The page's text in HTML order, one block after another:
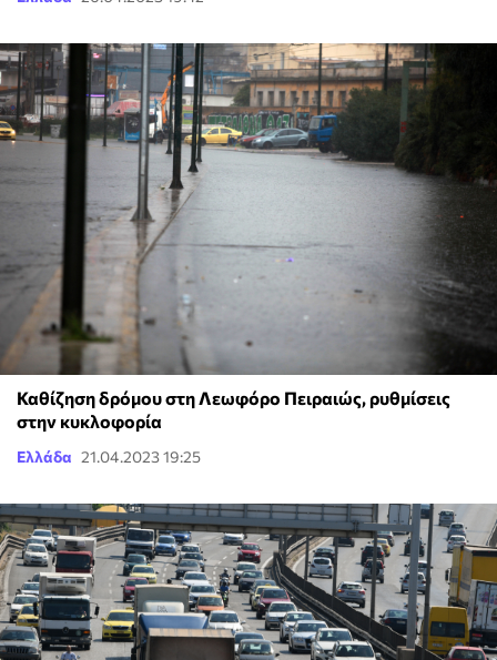
Καθίζηση δρόμου στη Λεωφόρο Πειραιώς, ρυθμίσεις
στην κυκλοφορία
Ελλάδα 21.04.2023 19:25